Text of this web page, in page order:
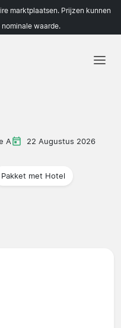
marktplaatsen. Prijzen kunnen
waarde.
A 22 Augustus 2026
Pakket met Hotel